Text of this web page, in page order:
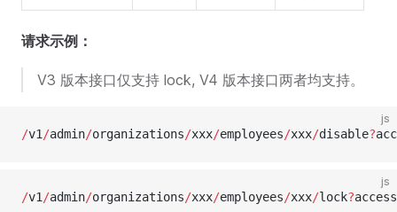
请求示例：
V3 版本接口仅支持 lock, V4 版本接口两者均支持。
js
/v1 /admin/organizations/xxx/employees/xxx/disable?
js
/v1 /admin/organizations/xxx/employees/xxx/lock?